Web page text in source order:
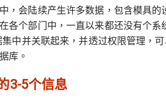
，会陆续产生许多数据，包含模具的
各个部门中，一直以来都还没有个系
中并关联起来，并透过权限管理，
库。
3-5个信息